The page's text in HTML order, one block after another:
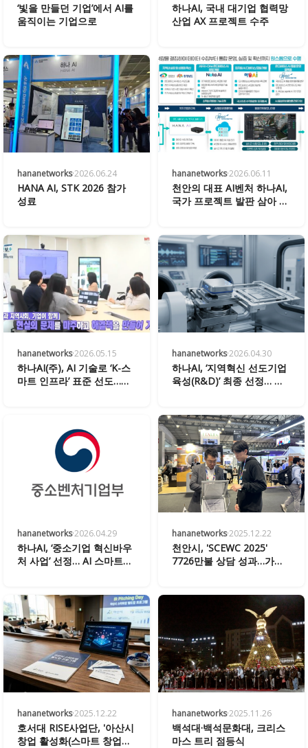
‘빛을 만들던 기업’에서 AI를
움직이는 기업으로
하나AI, 국내 대기업 협력망
산업 AX 프로젝트 수주
hananetworks·2026.06.24
HANA AI, STK 2026 참가
성료
hananetworks·2026.06.11
천안의 대표 AI벤처 하나AI,
국가 프로젝트 발판 삼아 유
hananetworks·2026.05.15
하나AI(주), AI 기술로 ‘K-스
마트 인프라’ 표준 선도…
hananetworks·2026.04.30
하나AI, ‘지역혁신 선도기업
육성(R&D)’ 최종 선정… 기
hananetworks·2026.04.29
하나AI, ‘중소기업 혁신바우
처 사업’ 선정… AI 스마트시
hananetworks·2025.12.22
천안시, 'SCEWC 2025'
7726만불 상담 성과…가우
hananetworks·2025.12.22
호서대 RISE사업단, '아산시
창업 활성화(스마트 창업생
hananetworks·2025.11.26
백석대·백석문화대, 크리스
마스 트리 점등식